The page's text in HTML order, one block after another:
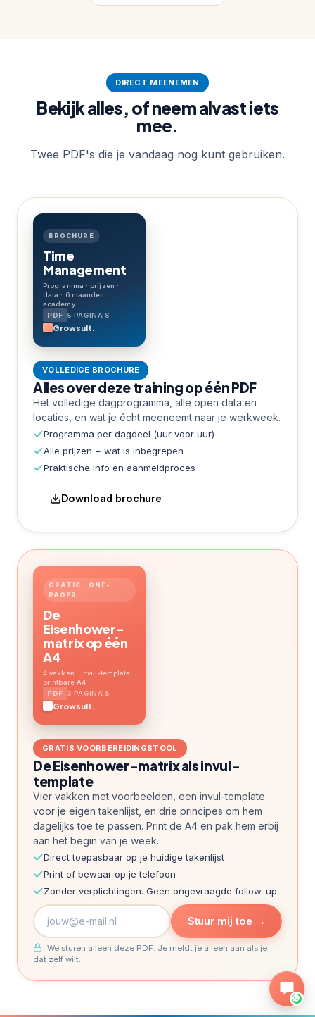
DIRECT MEENEMEN
Bekijk alles, of neem alvast iets
mee.
Twee PDF's die je vandaag nog kunt gebruiken.
BROCHURE
Time
Management
Programma · prijzen ·
data · 6 maanden
academy
5 PAGINA'S
Growsult.
VOLLEDIGE BROCHURE
Alles over deze training op één PDF
Het volledige dagprogramma, alle open data en
locaties, en wat je écht meeneemt naar je werkweek.
Programma per dagdeel (uur voor uur)
Alle prijzen + wat is inbegrepen
Praktische info en aanmeldproces
Download brochure
GRATIS · ONE-
PAGER
De
Eisenhower-
matrix op één
A4
4 vakken · invul-template ·
printbare A4
3 PAGINA'S
Growsult.
GRATIS VOORBEREIDINGSTOOL
De Eisenhower-matrix als invul-
template
Vier vakken met voorbeelden, een invul-template
voor je eigen takenlijst, en drie principes om hem
dagelijks toe te passen. Print de A4 en pak hem erbij
aan het begin van je week.
Direct toepasbaar op je huidige takenlijst
Print of bewaar op je telefoon
Zonder verplichtingen. Geen ongevraagde follow-up
Stuur mij toe →
We sturen alleen deze PDF. Je meldt je alleen aan als je
dat zelf wilt.